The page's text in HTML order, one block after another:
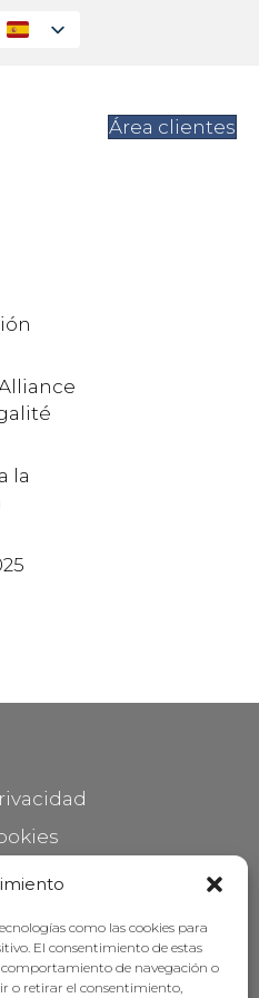
como las cookies para
El consentimiento de estas
de navegación o
o retirar el consentimiento,
Área clientes
la